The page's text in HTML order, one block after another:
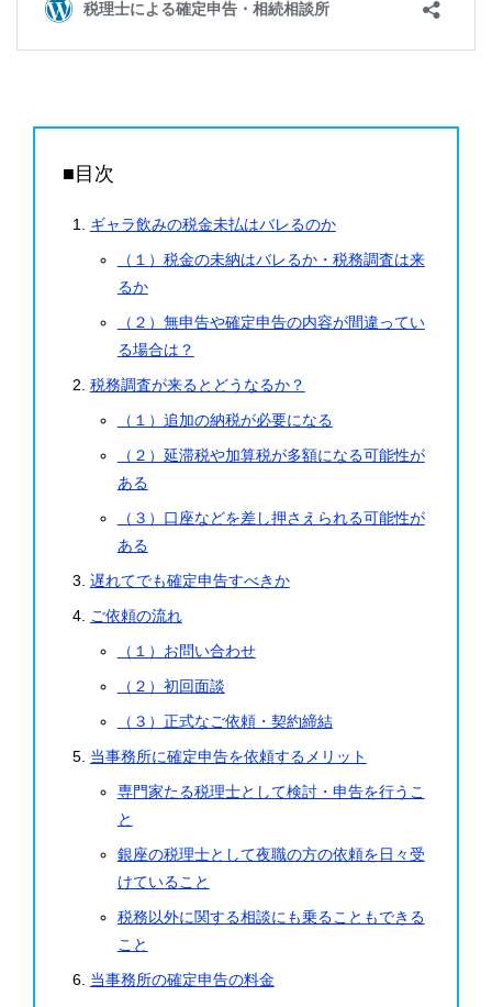
■目次
ギャラ飲みの税金未払はバレるのか
（１）税金の未納はバレるか・税務調査は来
るか
（２）無申告や確定申告の内容が間違ってい
る場合は？
税務調査が来るとどうなるか？
（１）追加の納税が必要になる
（２）延滞税や加算税が多額になる可能性が
ある
（３）口座などを差し押さえられる可能性が
ある
遅れてでも確定申告すべきか
ご依頼の流れ
（１）お問い合わせ
（２）初回面談
（３）正式なご依頼・契約締結
当事務所に確定申告を依頼するメリット
専門家たる税理士として検討・申告を行うこ
と
銀座の税理士として夜職の方の依頼を日々受
けていること
税務以外に関する相談にも乗ることもできる
こと
当事務所の確定申告の料金